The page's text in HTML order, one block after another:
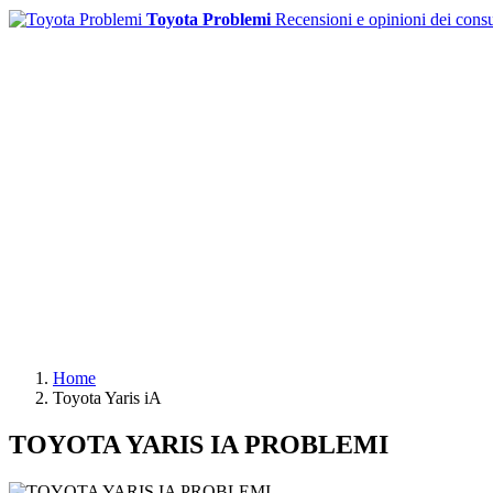
Toyota Problemi Recensioni e opinioni dei
Home
Toyota Yaris iA
TOYOTA YARIS IA PROBLEMI